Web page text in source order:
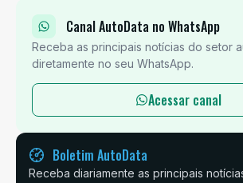
Canal AutoData no WhatsApp
Receba as principais notícias do setor
diretamente no seu WhatsApp.
Acessar canal
Boletim AutoData
Receba diariamente as principais